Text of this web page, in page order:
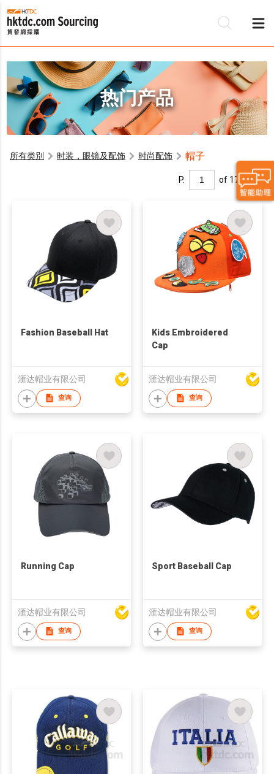
热门产品
所有类別 时装，眼镜及配饰 时尚配饰 帽子
P. of 17
Fashion Baseball Hat
滙达帽业有限公司
查询
Kids Embroidered
Cap
滙达帽业有限公司
查询
Running Cap
滙达帽业有限公司
查询
Sport Baseball Cap
滙达帽业有限公司
查询